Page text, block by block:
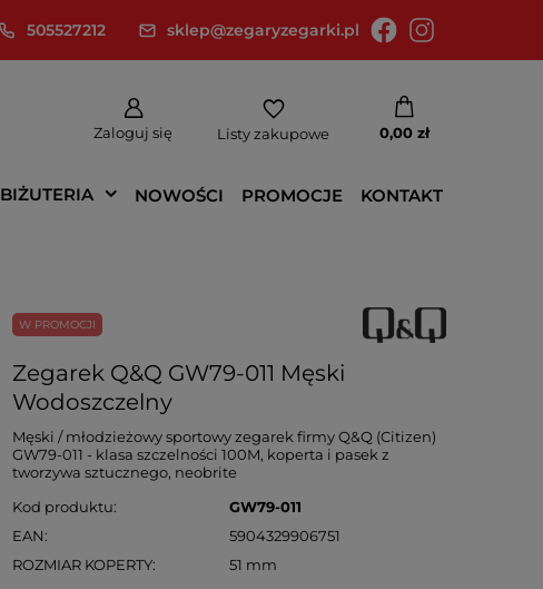
505527212 sklep@zegaryzegarki.pl
Zaloguj się Listy zakupowe 0,00 zł
BIŻUTERIA NOWOŚCI PROMOCJE KONTAKT
W PROMOCJI
Zegarek Q&Q GW79-011 Męski
Wodoszczelny
Męski / młodzieżowy sportowy zegarek firmy Q&Q (Citizen)
GW79-011 - klasa szczelności 100M, koperta i pasek z
tworzywa sztucznego, neobrite
Kod produktu
GW79-011
EAN
5904329906751
ROZMIAR KOPERTY
51 mm